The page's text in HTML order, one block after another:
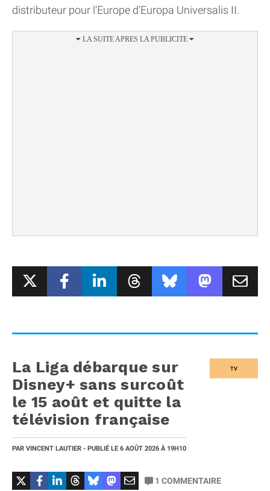
distributeur pour l'Europe d'Europa Universalis II.
TV
La Liga débarque sur
Disney+ sans surcoût
le 15 août et quitte la
télévision française
PAR VINCENT LAUTIER - PUBLIÉ LE 6 AOÛT 2026 À 19H10
1 COMMENTAIRE